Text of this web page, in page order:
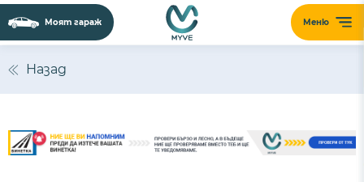
Меню
Моят гараж
Назад